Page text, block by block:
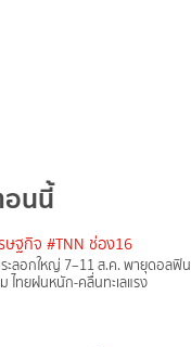
นนี้
ษฐกิจ #TNN ช่อง16
ะลอกใหญ่ 7–11 ส.ค. พายุดอลฟิน
ไทยฝนหนัก-คลื่นทะเลแรง